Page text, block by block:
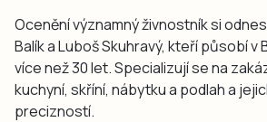
Ocenění významný živnostník si
Balík a Luboš Skuhravý, kteří působí v
více než 30 let. Specializují se na
kuchyní, skříní, nábytku a podlah a
precizností.